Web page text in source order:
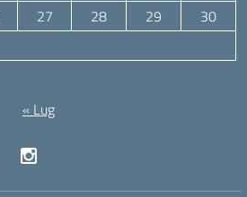
27 28 29
30
« Lug